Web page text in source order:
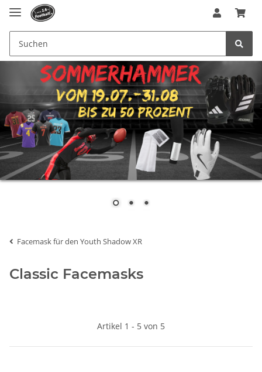
Facemask für den Youth Shadow XR
Classic Facemasks
Artikel 1 - 5 von 5